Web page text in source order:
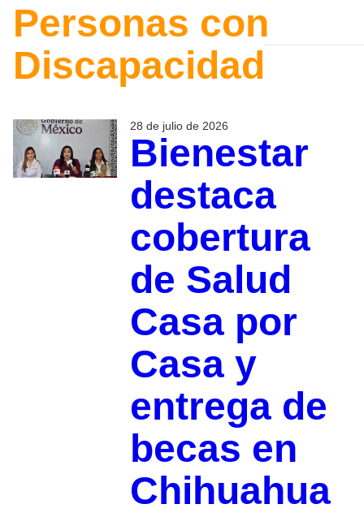
Personas con
Discapacidad
28 de julio de 2026
Bienestar
destaca
cobertura
de Salud
Casa por
Casa y
entrega de
becas en
Chihuahua